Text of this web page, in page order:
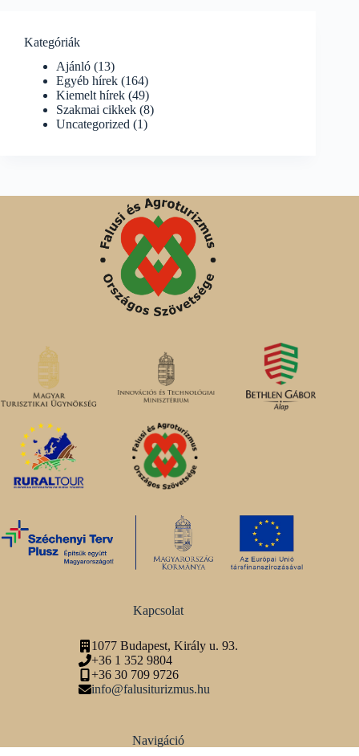
Kategóriák
Ajánló (13)
Egyéb hírek (164)
Kiemelt hírek (49)
Szakmai cikkek (8)
Uncategorized (1)
Kapcsolat
1077 Budapest, Király u. 93.
+36 1 352 9804
+36 30 709 9726
info@falusiturizmus.hu
Navigáció